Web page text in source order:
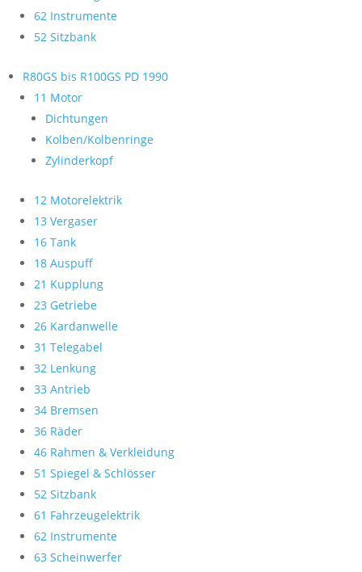
62 Instrumente
52 Sitzbank
R80GS bis R100GS PD 1990
11 Motor
Dichtungen
Kolben/Kolbenringe
Zylinderkopf
12 Motorelektrik
13 Vergaser
16 Tank
18 Auspuff
21 Kupplung
23 Getriebe
26 Kardanwelle
31 Telegabel
32 Lenkung
33 Antrieb
34 Bremsen
36 Räder
46 Rahmen & Verkleidung
51 Spiegel & Schlösser
52 Sitzbank
61 Fahrzeugelektrik
62 Instrumente
63 Scheinwerfer